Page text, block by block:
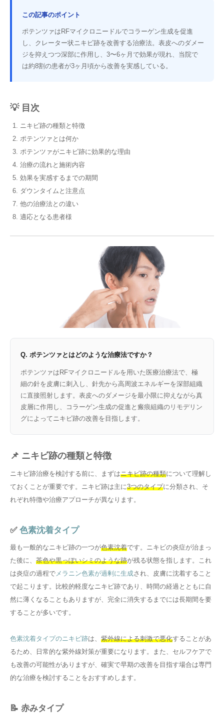
この記事のポイント
ポテンツァはRFマイクロニードルでコラーゲン生成を促進
し、クレーター状ニキビ跡を改善する治療法。表皮へのダメー
ジを抑えつつ深部に作用し、3〜6ヶ月で効果が現れ、当院で
は約8割の患者が3ヶ月頃から改善を実感している。
💡 目次
ニキビ跡の種類と特徴
ポテンツァとは何か
ポテンツァがニキビ跡に効果的な理由
治療の流れと施術内容
効果を実感するまでの期間
ダウンタイムと注意点
他の治療法との違い
適応となる患者様
Q. ポテンツァとはどのような治療法ですか？
ポテンツァはRFマイクロニードルを用いた医療治療法で、極
細の針を皮膚に刺入し、針先から高周波エネルギーを深部組織
に直接照射します。表皮へのダメージを最小限に抑えながら真
皮層に作用し、コラーゲン生成の促進と瘢痕組織のリモデリン
グによってニキビ跡の改善を目指します。
📌 ニキビ跡の種類と特徴
ニキビ跡治療を検討する前に、まずはニキビ跡の種類について理解し
ておくことが重要です。ニキビ跡は主に3つのタイプに分類され、そ
れぞれ特徴や治療アプローチが異なります。
✅ 色素沈着タイプ
最も一般的なニキビ跡の一つが色素沈着です。ニキビの炎症が治まっ
た後に、 茶色や黒っぽいシミのような跡が残る状態を指します。これ
は炎症の過程でメラニン色素が過剰に生成され、皮膚に沈着すること
で起こります。比較的軽度なニキビ跡であり、時間の経過とともに自
然に薄くなることもありますが、完全に消失するまでには長期間を要
することが多いです。
色素沈着タイプのニキビ跡は、 紫外線による刺激で悪化することがあ
るため、日常的な紫外線対策が重要になります。また、セルフケアで
も改善の可能性がありますが、確実で早期の改善を目指す場合は専門
的な治療を検討することをおすすめします。
📝 赤みタイプ